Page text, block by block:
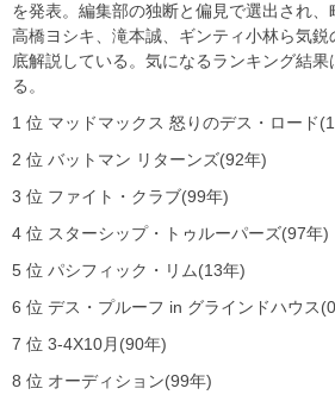
を発表。編集部の独断と偏見で選出され、
高橋ヨシキ、滝本誠、ギンティ小林ら気
底解説している。気になるランキング結
る。
1 位 マッドマックス 怒りのデス・ロード
2 位 バットマン リターンズ(92年)
3 位 ファイト・クラブ(99年)
4 位 スターシップ・トゥルーパーズ(97年)
5 位 パシフィック・リム(13年)
6 位 デス・プルーフ in グラインドハウス
7 位 3-4X10月(90年)
8 位 オーディション(99年)